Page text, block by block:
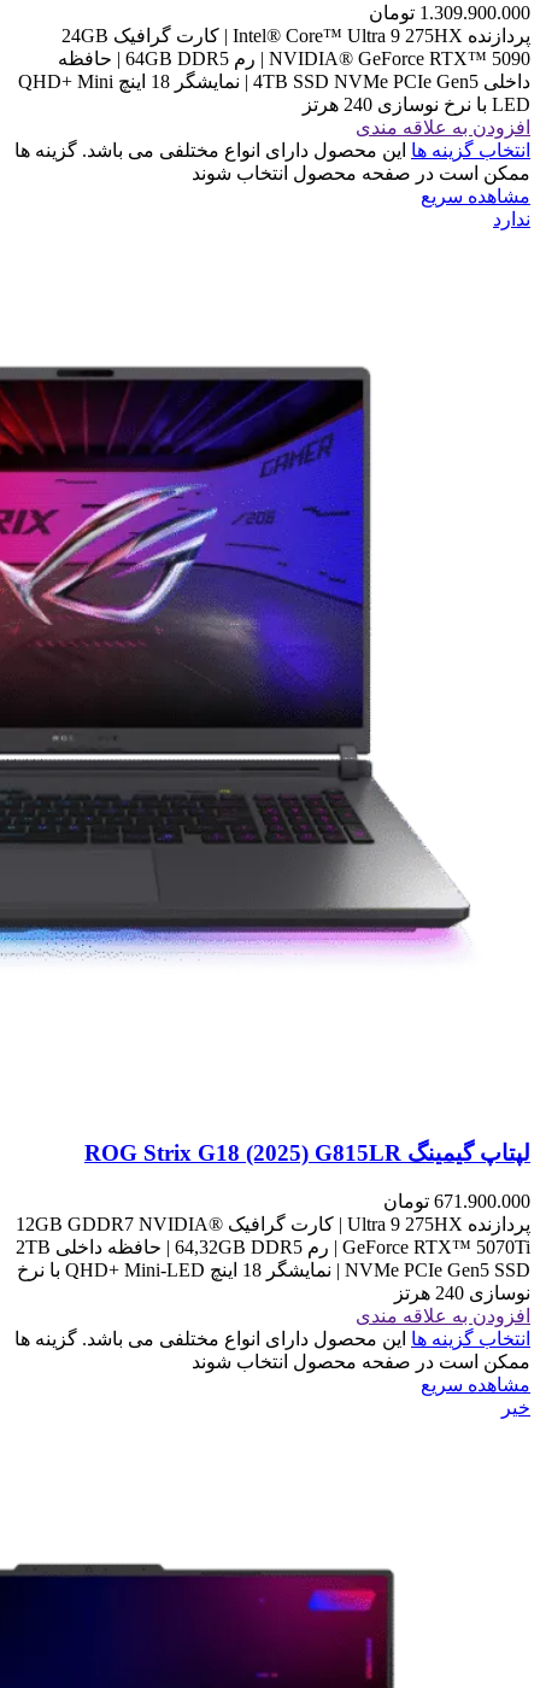
1.309.900.000 تومان
پردازنده Intel® Core™ Ultra 9 275HX | کارت گرافیک 24GB
NVIDIA® GeForce RTX™ 5090 | رم 64GB DDR5 | حافظه
داخلی 4TB SSD NVMe PCIe Gen5 | نمایشگر 18 اینچ QHD+ Mini
LED با نرخ نوسازی 240 هرتز
افزودن به علاقه مندی
انتخاب گزینه ها این محصول دارای انواع مختلفی می باشد. گزینه ها
ممکن است در صفحه محصول انتخاب شوند
مشاهده سریع
ندارد
لپتاپ گیمینگ ROG Strix G18 (2025) G815LR
671.900.000 تومان
پردازنده Ultra 9 275HX | کارت گرافیک 12GB GDDR7 NVIDIA®
GeForce RTX™ 5070Ti | رم 64,32GB DDR5 | حافظه داخلی 2TB
NVMe PCIe Gen5 SSD | نمایشگر 18 اینچ QHD+ Mini-LED با نرخ
نوسازی 240 هرتز
افزودن به علاقه مندی
انتخاب گزینه ها این محصول دارای انواع مختلفی می باشد. گزینه ها
ممکن است در صفحه محصول انتخاب شوند
مشاهده سریع
خیر